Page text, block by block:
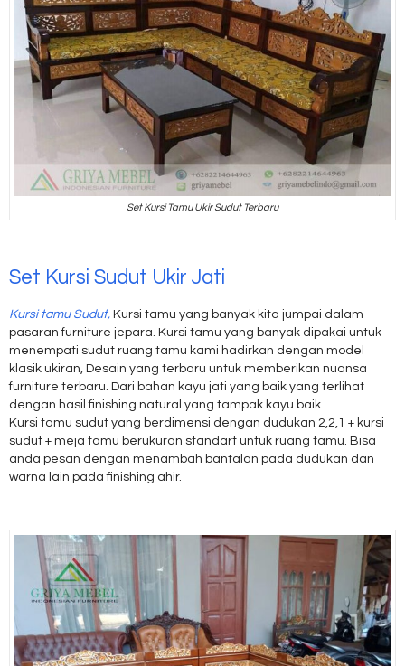
Set Kursi Tamu Ukir Sudut Terbaru
Set Kursi Sudut Ukir Jati
Kursi tamu Sudut, Kursi tamu yang banyak kita jumpai dalam
pasaran furniture jepara. Kursi tamu yang banyak dipakai untuk
menempati sudut ruang tamu kami hadirkan dengan model
klasik ukiran, Desain yang terbaru untuk memberikan nuansa
furniture terbaru. Dari bahan kayu jati yang baik yang terlihat
dengan hasil finishing natural yang tampak kayu baik.
Kursi tamu sudut yang berdimensi dengan dudukan 2,2,1 + kursi
sudut + meja tamu berukuran standart untuk ruang tamu. Bisa
anda pesan dengan menambah bantalan pada dudukan dan
warna lain pada finishing ahir.